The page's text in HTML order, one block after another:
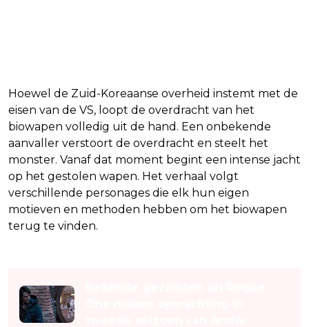
Hoewel de Zuid-Koreaanse overheid instemt met de
eisen van de VS, loopt de overdracht van het
biowapen volledig uit de hand. Een onbekende
aanvaller verstoort de overdracht en steelt het
monster. Vanaf dat moment begint een intense jacht
op het gestolen wapen. Het verhaal volgt
verschillende personages die elk hun eigen
motieven en methoden hebben om het biowapen
terug te vinden.